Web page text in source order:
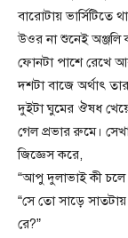
বারোটায় ভার্সিটিতে
উওর না শুনেই
ফোনটা পাশে রেখে
দশটা বাজে অর্থাৎ
দুইটা ঘুমের ঔষধ
গেল প্রভার রুমে।
জিজ্ঞেস করে,
“আপু দুলাভাই কী চলে
“সে তো সাড়ে
রে?”